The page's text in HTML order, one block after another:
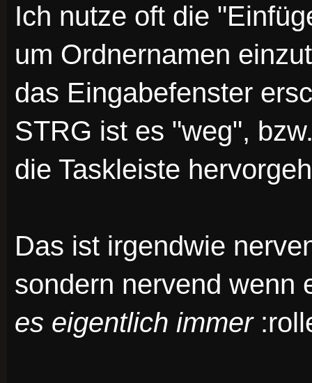
Ich nutze oft die
um Ordnernamen
das Eingabefenster
STRG ist es "weg",
die Taskleiste
Das ist irgendwie
sondern nervend wenn
es eigentlich immer